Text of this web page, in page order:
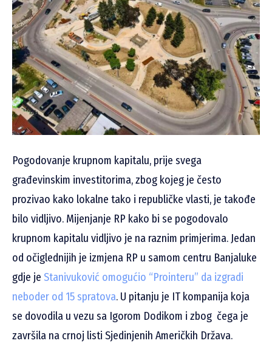
Pogodovanje krupnom kapitalu, prije svega
građevinskim investitorima, zbog kojeg je često
prozivao kako lokalne tako i republičke vlasti, je takođe
bilo vidljivo. Mijenjanje RP kako bi se pogodovalo
krupnom kapitalu vidljivo je na raznim primjerima. Jedan
od očiglednijih je izmjena RP u samom centru Banjaluke
gdje je Stanivuković omogućio “Prointeru” da izgradi
neboder od 15 spratova. U pitanju je IT kompanija koja
se dovodila u vezu sa Igorom Dodikom i zbog čega je
završila na crnoj listi Sjedinjenih Američkih Država.